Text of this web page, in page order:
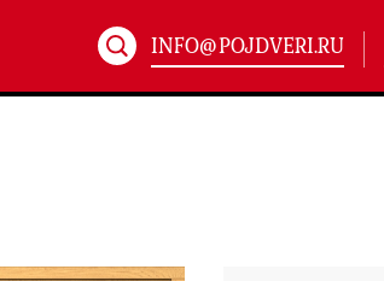
Полуторные технические двери
INFO@POJDVERI.RU